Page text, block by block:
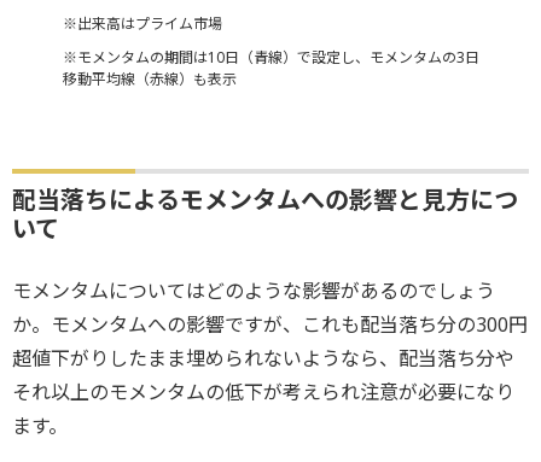
※出来高はプライム市場
※モメンタムの期間は10日（青線）で設定し、モメンタムの3日
移動平均線（赤線）も表示
配当落ちによるモメンタムへの影響と見方につ
いて
モメンタムについてはどのような影響があるのでしょう
か。モメンタムへの影響ですが、これも配当落ち分の300円
超値下がりしたまま埋められないようなら、配当落ち分や
それ以上のモメンタムの低下が考えられ注意が必要になり
ます。